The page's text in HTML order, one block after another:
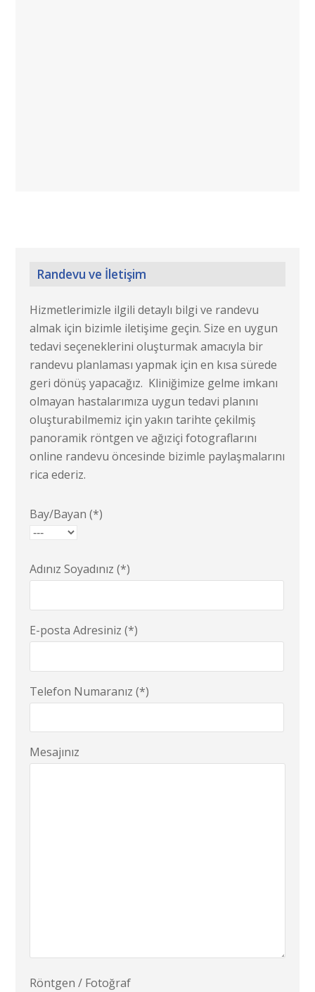
Randevu ve İletişim
Hizmetlerimizle ilgili detaylı bilgi ve randevu
almak için bizimle iletişime geçin. Size en uygun
tedavi seçeneklerini oluşturmak amacıyla bir
randevu planlaması yapmak için en kısa sürede
geri dönüş yapacağız. Kliniğimize gelme imkanı
olmayan hastalarımıza uygun tedavi planını
oluşturabilmemiz için yakın tarihte çekilmiş
panoramik röntgen ve ağıziçi fotograflarını
online randevu öncesinde bizimle paylaşmalarını
rica ederiz.
Bay/Bayan (*)
Adınız Soyadınız (*)
E-posta Adresiniz (*)
Telefon Numaranız (*)
Mesajınız
Röntgen / Fotoğraf